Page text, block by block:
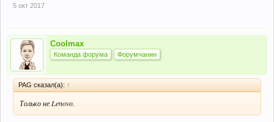
5 окт 2017
Coolmax
Команда форума Форумчанин
PAG сказал(а): ↑
Только не Lenovo.